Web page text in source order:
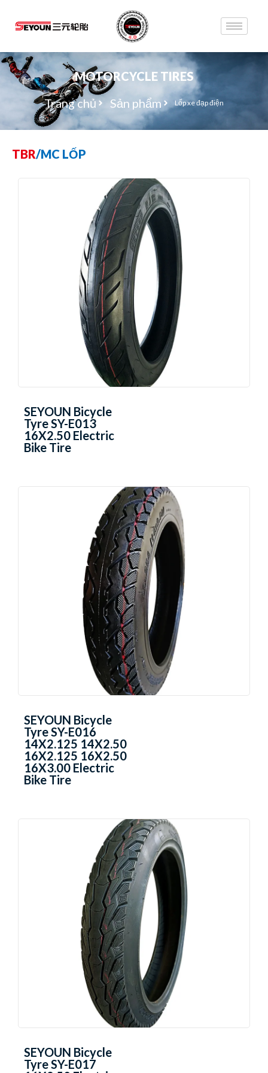
MOTORCYCLE TIRES
Trang chủ
Sản phẩm Lốp xe đạp điện
TBR/MC LỐP
SEYOUN Bicycle
Tyre SY-E013
16X2.50 Electric
Bike Tire
SEYOUN Bicycle
Tyre SY-E016
14X2.125 14X2.50
16X2.125 16X2.50
16X3.00 Electric
Bike Tire
SEYOUN Bicycle
Tyre SY-E017